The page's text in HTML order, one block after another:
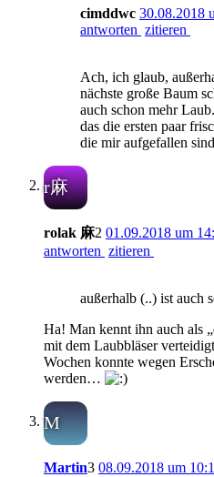
cimddwc 30.08.2018
antworten zitieren
Ach, ich glaub,
nächste große Baum
auch schon mehr
das die ersten paar
die mir aufgefallen
r麻
rolak 麻2 01.09.2018 um
antworten zitieren
außerhalb (..) ist auch
Ha! Man kennt ihn auch als
mit dem Laubbläser
Wochen konnte wegen
werden…
M
Martin3 08.09.2018 um